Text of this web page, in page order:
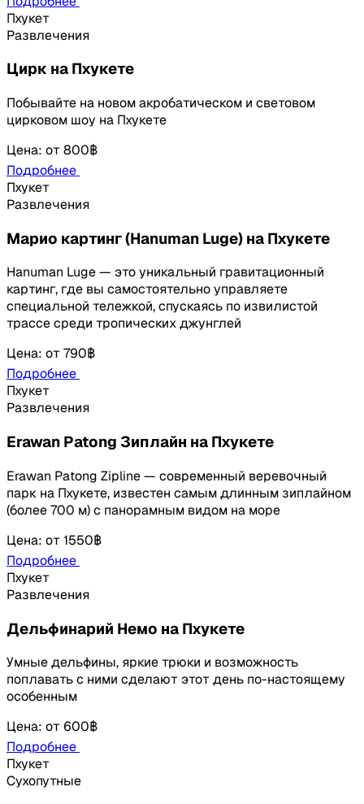
Пхукет
Развлечения
Цирк на Пхукете
Побывайте на новом акробатическом и световом
цирковом шоу на Пхукете
Цена: от800฿
Подробнее
Пхукет
Развлечения
Марио картинг (Hanuman Luge) на Пхукете
Hanuman Luge — это уникальный гравитационный
картинг, где вы самостоятельно управляете
специальной тележкой, спускаясь по извилистой
трассе среди тропических джунглей
Цена: от790฿
Подробнее
Пхукет
Развлечения
Erawan Patong Зиплайн на Пхукете
Erawan Patong Zipline — современный веревочный
парк на Пхукете, известен самым длинным зиплайном
(более 700 м) с панорамным видом на море
Цена: от1550฿
Подробнее
Пхукет
Развлечения
Дельфинарий Немо на Пхукете
Умные дельфины, яркие трюки и возможность
поплавать с ними сделают этот день по-настоящему
особенным
Цена: от 600฿
Подробнее
Пхукет
Сухопутные